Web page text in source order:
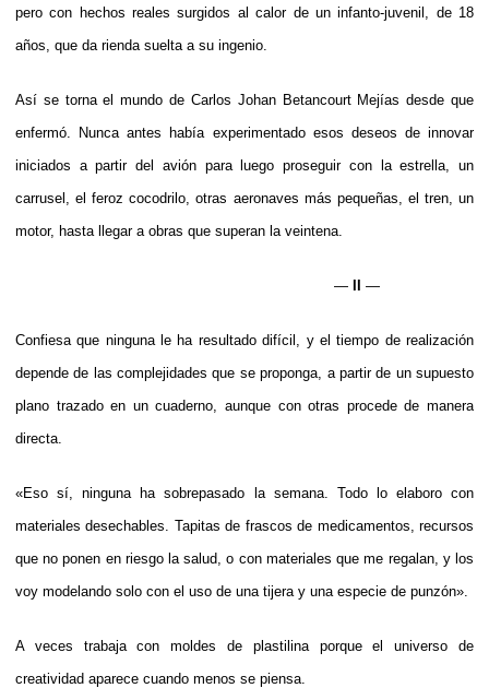
pero con hechos reales surgidos al calor de un infanto-juvenil, de 18
años, que da rienda suelta a su ingenio.
Así se torna el mundo de Carlos Johan Betancourt Mejías desde que
enfermó. Nunca antes había experimentado esos deseos de innovar
iniciados a partir del avión para luego proseguir con la estrella, un
carrusel, el feroz cocodrilo, otras aeronaves más pequeñas, el tren, un
motor, hasta llegar a obras que superan la veintena.
— —
Confiesa que ninguna le ha resultado difícil, y el tiempo de realización
depende de las complejidades que se proponga, a partir de un supuesto
plano trazado en un cuaderno, aunque con otras procede de manera
directa.
«Eso sí, ninguna ha sobrepasado la semana. Todo lo elaboro con
materiales desechables. Tapitas de frascos de medicamentos, recursos
que no ponen en riesgo la salud, o con materiales que me regalan, y los
voy modelando solo con el uso de una tijera y una especie de punzón».
A veces trabaja con moldes de plastilina porque el universo de
creatividad aparece cuando menos se piensa.